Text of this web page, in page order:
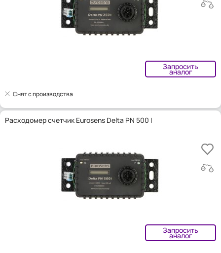
Запросить
аналог
Снят с производства
Расходомер счетчик Eurosens Delta PN 500 I
Запросить
аналог